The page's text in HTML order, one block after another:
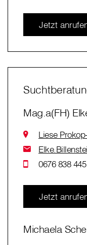
Jetzt
Mag.a(FH)
Liese
0676 838
Jetzt
Michaela